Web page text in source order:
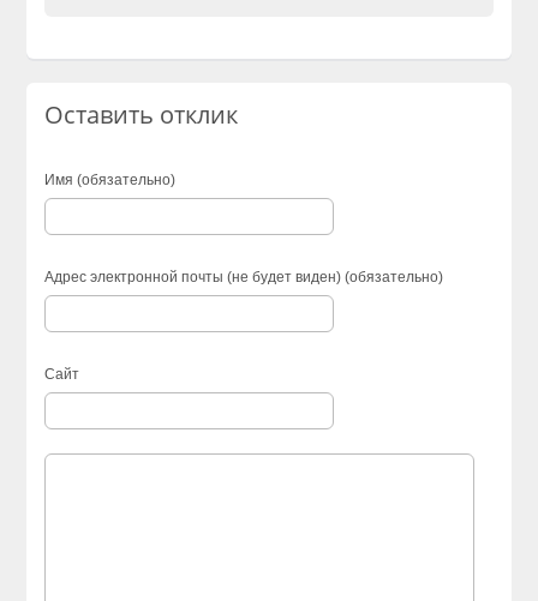
Оставить отклик
Имя (обязательно)
Адрес электронной почты (не будет виден) (обязательно)
Сайт